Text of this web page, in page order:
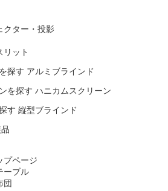
クター・投影
リット
アルミブラインド
ハニカムスクリーン
縦型ブラインド
プページ
ーブル
団